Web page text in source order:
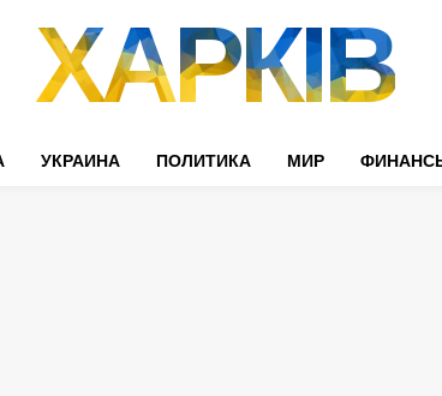
ХАРКІВ
УКРАИНА ПОЛИТИКА МИР